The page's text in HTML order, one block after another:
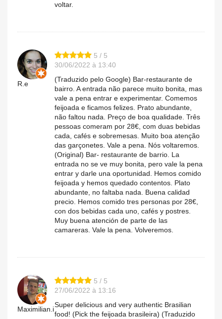
voltar.
R.e
5 / 5
30/06/2022 à 13:40
(Traduzido pelo Google) Bar-restaurante de
bairro. A entrada não parece muito bonita, mas
vale a pena entrar e experimentar. Comemos
feijoada e ficamos felizes. Prato abundante,
não faltou nada. Preço de boa qualidade. Três
pessoas comeram por 28€, com duas bebidas
cada, cafés e sobremesas. Muito boa atenção
das garçonetes. Vale a pena. Nós voltaremos.
(Original) Bar- restaurante de barrio. La
entrada no se ve muy bonita, pero vale la pena
entrar y darle una oportunidad. Hemos comido
feijoada y hemos quedado contentos. Plato
abundante, no faltaba nada. Buena calidad
precio. Hemos comido tres personas por 28€,
con dos bebidas cada uno, cafés y postres.
Muy buena atención de parte de las
camareras. Vale la pena. Volveremos.
Maximilian.i
5 / 5
27/06/2022 à 13:16
Super delicious and very authentic Brasilian
food! (Pick the feijoada brasileira) (Traduzido